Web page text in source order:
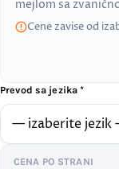
mejlom sa
Cene zavise od
Prevod sa jezika *
CENA PO STRANI